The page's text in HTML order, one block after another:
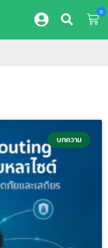
0
บทความ